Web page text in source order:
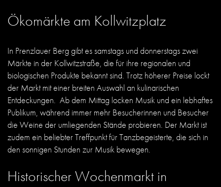
Ökomärkte am Kollwitzplatz
In Prenzlauer Berg gibt es samstags und donnerstags zwei
Märkte in der Kollwitzstraße, die für ihre regionalen und
biologischen Produkte bekannt sind. Trotz höherer Preise lockt
der Markt mit einer breiten Auswahl an kulinarischen
Entdeckungen. Ab dem Mittag locken Musik und ein lebhaftes
Publikum, während immer mehr Besucherinnen und Besucher
die Weine der umliegenden Stände probieren. Der Markt ist
zudem ein beliebter Treffpunkt für Tanzbegeisterte, die sich in
den sonnigen Stunden zur Musik bewegen.
Historischer Wochenmarkt in